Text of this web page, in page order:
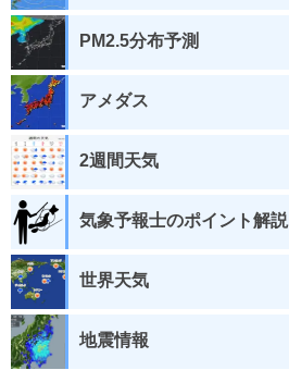
PM2.5分布予測
アメダス
2週間天気
気象予報士のポイント解説
世界天気
地震情報